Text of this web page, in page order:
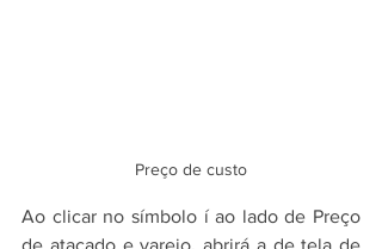
Preço de custo
Ao clicar no símbolo í ao lado de Preço